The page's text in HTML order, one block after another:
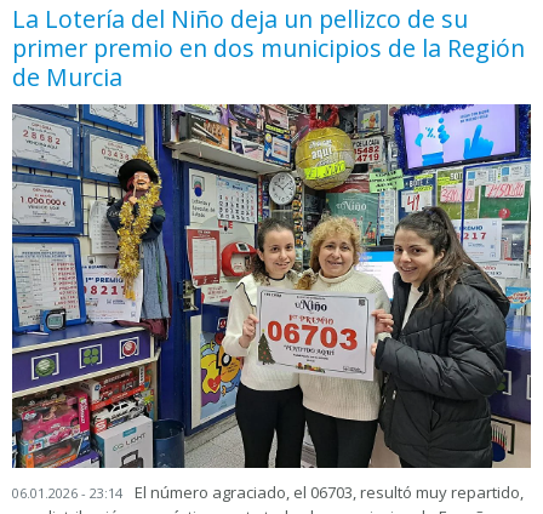
La Lotería del Niño deja un pellizco de su
primer premio en dos municipios de la Región
de Murcia
06.01.2026 - 23:14
El número agraciado, el 06703, resultó muy repartido,